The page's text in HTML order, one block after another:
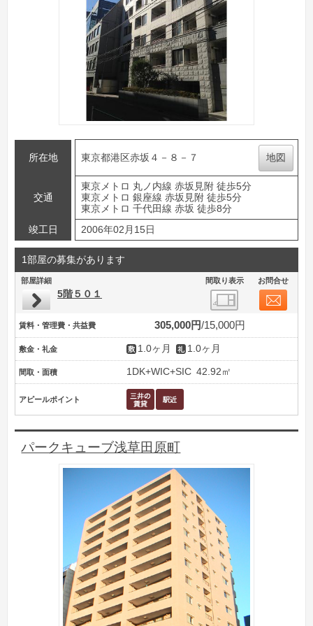
所在地 東京都港区赤坂４－８－７ 地図
交通
東京メトロ 丸ノ内線 赤坂見附 徒歩5分
東京メトロ 銀座線 赤坂見附 徒歩5分
東京メトロ 千代田線 赤坂 徒歩8分
竣工日
2006年02月15日
1部屋の募集があります
部屋詳細 間取り表示 お問合せ
5階５０１
賃料・管理費・共益費 305,000円 15,000円
敷金・礼金 1.0ヶ月 1.0ヶ月
間取・面積 1DK+WIC+SIC 42.92㎡
アピールポイント
パークキューブ浅草田原町